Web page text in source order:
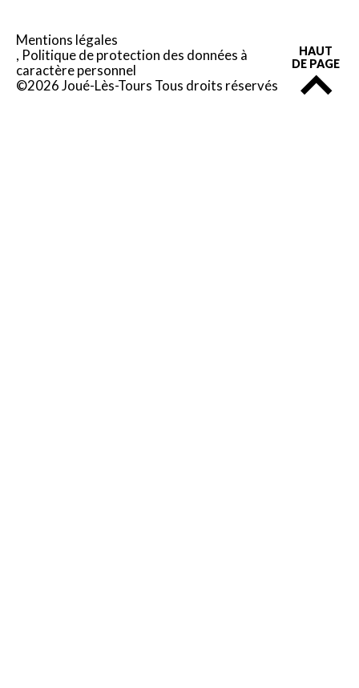
Mentions légales
Politique de protection des données à
caractère personnel
©2026 Joué-Lès-Tours Tous droits réservés
HAUT
DE PAGE